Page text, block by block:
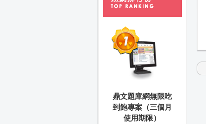
鼎文題庫網無限吃
到飽專案（三個月
使用期限）